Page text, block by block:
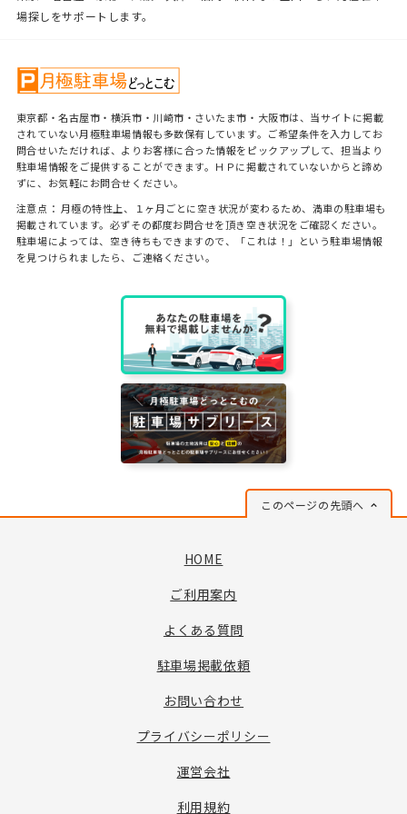
場探しをサポートします。
東京都・名古屋市・横浜市・川崎市・さいたま市・大阪市は、当サイトに掲載
されていない月極駐車場情報も多数保有しています。ご希望条件を入力してお
問合せいただければ、よりお客様に合った情報をピックアップして、担当より
駐車場情報をご提供することができます。ＨＰに掲載されていないからと諦め
ずに、お気軽にお問合せください。
注意点： 月極の特性上、１ヶ月ごとに空き状況が変わるため、満車の駐車場も
掲載されています。必ずその都度お問合せを頂き空き状況をご確認ください。
駐車場によっては、空き待ちもできますので、「これは！」という駐車場情報
を見つけられましたら、ご連絡ください。
このページの先頭へ
HOME
ご利用案内
よくある質問
駐車場掲載依頼
お問い合わせ
プライバシーポリシー
運営会社
利用規約